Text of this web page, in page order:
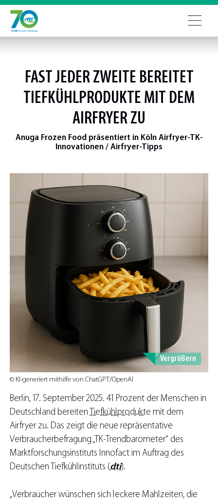
FAST JEDER ZWEITE BEREITET
TIEFKÜHLPRODUKTE MIT DEM
AIRFRYER ZU
Anuga Frozen Food präsentiert in Köln Airfryer-TK-
Innovationen / Airfryer-Tipps
Vergrößern
© KI-generiert mithilfe von ChatGPT/OpenAI
Berlin, 17. September 2025. 41 Prozent der Menschen in
Deutschland bereiten Tiefkühlprodukte mit dem
Airfryer zu. Das zeigt die neue repräsentative
Verbraucherbefragung „TK-Trendbarometer“ des
Marktforschungsinstituts Innofact im Auftrag des
Deutschen Tiefkühlinstituts (dti).
„Verbraucher wünschen sich leckere Mahlzeiten, die